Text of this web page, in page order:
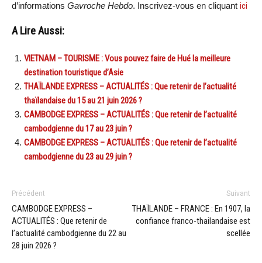
d’informations Gavroche Hebdo. Inscrivez-vous en cliquant ici
A Lire Aussi:
VIETNAM – TOURISME : Vous pouvez faire de Hué la meilleure
destination touristique d’Asie
THAÏLANDE EXPRESS – ACTUALITÉS : Que retenir de l’actualité
thaïlandaise du 15 au 21 juin 2026 ?
CAMBODGE EXPRESS – ACTUALITÉS : Que retenir de l’actualité
cambodgienne du 17 au 23 juin ?
CAMBODGE EXPRESS – ACTUALITÉS : Que retenir de l’actualité
cambodgienne du 23 au 29 juin ?
Précédent
CAMBODGE EXPRESS –
ACTUALITÉS : Que retenir de
l’actualité cambodgienne du 22 au
28 juin 2026 ?
Suivant
THAÏLANDE – FRANCE : En 1907, la
confiance franco-thailandaise est
scellée